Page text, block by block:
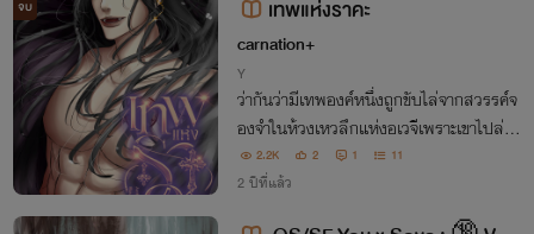
จบ เทพแห่งราคะ
carnation+
Y
ว่ากันว่ามีเทพองค์หนึ่งถูกขับไล่จากสวรรค์จ
องจำในห้วงเหวลึกแห่งอเวจีเพราะเขาไปล่อ
ล่วงมหาเทพสูงสุดเข้า เขาทำให้เทพผู้บริสุท
ธิ์ต้องแปดเปื้อนไปด้วยกิเลส ราคะ กลิ่นตัณ
หาคาวโลกีย์ตลบอบอวลไปทั่วทั้งสวรรค์...
2.2K 2 1 11
2 ปีที่แล้ว